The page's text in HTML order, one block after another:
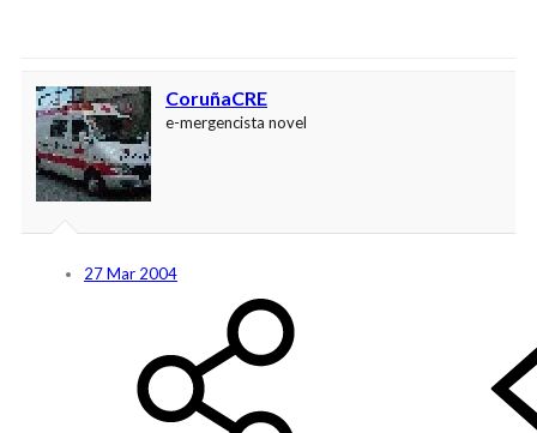
CoruñaCRE
e-mergencista novel
27 Mar 2004